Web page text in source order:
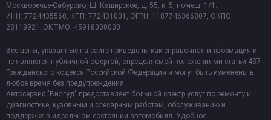
Москворечье-Сабурово, Ш. Каширское, д. 55, к. 5, помещ. 1/1.
ИНН: 7724435560, КПП: 772401001, ОГРН: 1187746366807, ОКПО:
28118921; ОКТМО: 45918000000
Все цены, указанные на сайте приведены как справочная информация и
не являются публичной офертой, определяемой положениями статьи 437
Гражданского кодекса Российской Федерации и могут быть изменены в
любое время без предупреждения.
Автосервис "Вилгуд" предоставляет большой спектр услуг по ремонту и
диагностике, кузовным и слесарным работам, обслуживанию и
поддержке в идеальном состоянии автомобиля. Удобное